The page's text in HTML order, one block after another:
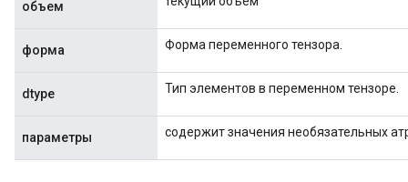
объем
форма Форма переменного тензора.
dtype Тип элементов в переменном тензоре.
параметры содержит значения необязательных